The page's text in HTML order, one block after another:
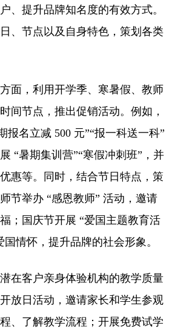
、提升品牌知名度的有效方式。
、节点以及自身特色，策划各类
面，利用开学季、寒暑假、教师
间节点，推出促销活动。例如，
报名立减 500 元”“报一科送一科”
“暑期集训营”“寒假冲刺班”，并
惠等。同时，结合节日特点，策
节举办 “感恩教师” 活动，邀请
；国庆节开展 “爱国主题教育活
情怀，提升品牌的社会形象。​
在客户亲身体验机构的教学质量
放日活动，邀请家长和学生参观
、了解教学流程；开展免费试学